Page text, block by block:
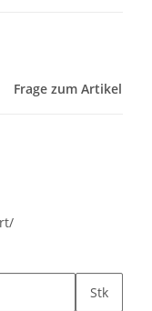
Frage zum Artikel
Stk